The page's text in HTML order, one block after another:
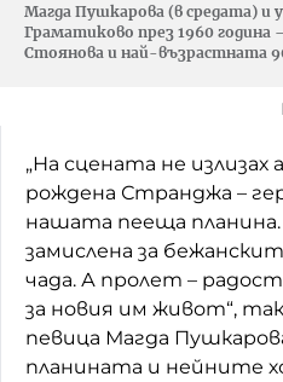
Магда Пушкарова (в средата) и
Граматиково през 1960
Стоянова и най-възрастната
„На сцената не
рождена Странджа –
нашата пееща
замислена за
чада. А пролет –
за новия им живот“,
певица Магда
планината и нейните